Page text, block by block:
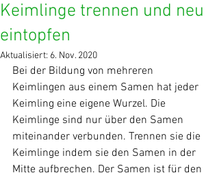
Keimlinge trennen und neu
eintopfen
Aktualisiert: 6. Nov. 2020
Bei der Bildung von mehreren
Keimlingen aus einem Samen hat jeder
Keimling eine eigene Wurzel. Die
Keimlinge sind nur über den Samen
miteinander verbunden. Trennen sie die
Keimlinge indem sie den Samen in der
Mitte aufbrechen. Der Samen ist für den